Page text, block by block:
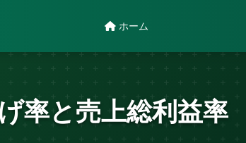
ホーム
率と売上総利益率